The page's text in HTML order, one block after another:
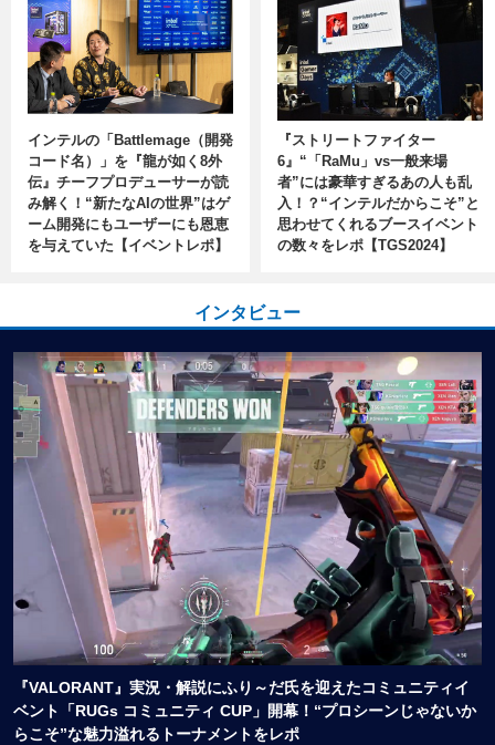
インテルの「Battlemage（開発
コード名）」を『龍が如く8外
伝』チーフプロデューサーが読
み解く！“新たなAIの世界”はゲ
ーム開発にもユーザーにも恩恵
を与えていた【イベントレポ】
『ストリートファイター
6』“「RaMu」vs一般来場
者”には豪華すぎるあの人も乱
入！？“インテルだからこそ”と
思わせてくれるブースイベント
の数々をレポ【TGS2024】
インタビュー
『VALORANT』実況・解説にふり～だ氏を迎えたコミュニティイ
ベント「RUGs コミュニティ CUP」開幕！“プロシーンじゃないか
らこそ”な魅力溢れるトーナメントをレポ